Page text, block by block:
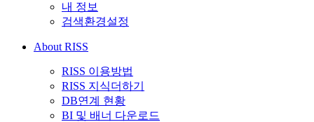
내 정보
검색환경설정
About RISS
RISS 이용방법
RISS 지식더하기
DB연계 현황
BI 및 배너 다운로드